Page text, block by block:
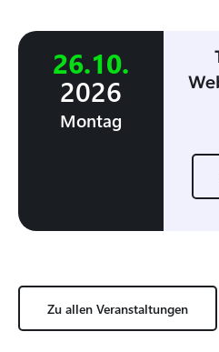
26.10.
2026
Montag
Zu allen Veranstaltungen